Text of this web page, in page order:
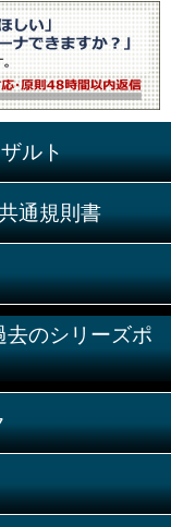
ルト
通規則書
のシリーズポ